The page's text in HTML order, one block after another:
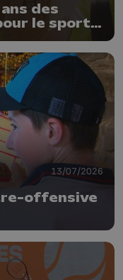
des
le sport
13/07/2026
offensive